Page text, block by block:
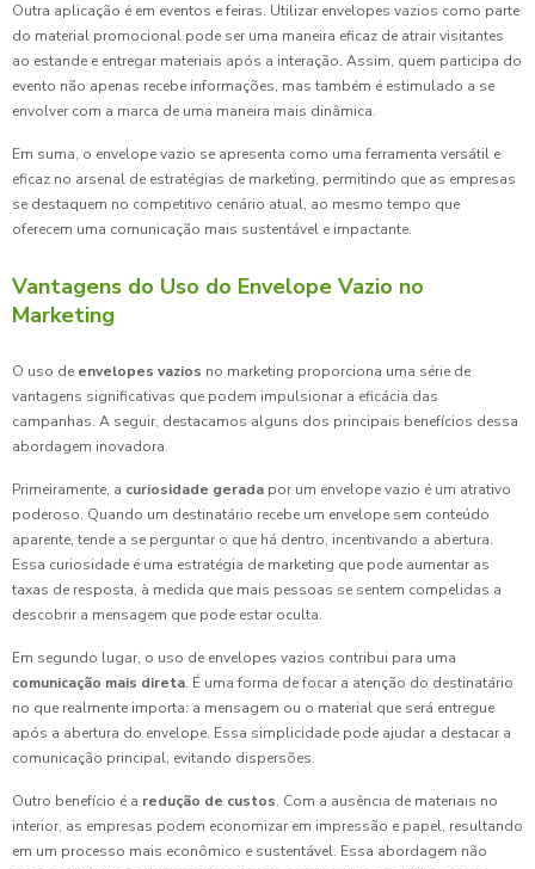
Outra aplicação é em eventos e feiras. Utilizar envelopes vazios como parte
do material promocional pode ser uma maneira eficaz de atrair visitantes
ao estande e entregar materiais após a interação. Assim, quem participa do
evento não apenas recebe informações, mas também é estimulado a se
envolver com a marca de uma maneira mais dinâmica.
Em suma, o envelope vazio se apresenta como uma ferramenta versátil e
eficaz no arsenal de estratégias de marketing, permitindo que as empresas
se destaquem no competitivo cenário atual, ao mesmo tempo que
oferecem uma comunicação mais sustentável e impactante.
Vantagens do Uso do Envelope Vazio no
Marketing
O uso de envelopes vazios no marketing proporciona uma série de
vantagens significativas que podem impulsionar a eficácia das
campanhas. A seguir, destacamos alguns dos principais benefícios dessa
abordagem inovadora.
Primeiramente, a curiosidade gerada por um envelope vazio é um atrativo
poderoso. Quando um destinatário recebe um envelope sem conteúdo
aparente, tende a se perguntar o que há dentro, incentivando a abertura.
Essa curiosidade é uma estratégia de marketing que pode aumentar as
taxas de resposta, à medida que mais pessoas se sentem compelidas a
descobrir a mensagem que pode estar oculta.
Em segundo lugar, o uso de envelopes vazios contribui para uma
comunicação mais direta. É uma forma de focar a atenção do destinatário
no que realmente importa: a mensagem ou o material que será entregue
após a abertura do envelope. Essa simplicidade pode ajudar a destacar a
comunicação principal, evitando dispersões.
Outro benefício é a redução de custos. Com a ausência de materiais no
interior, as empresas podem economizar em impressão e papel, resultando
em um processo mais econômico e sustentável. Essa abordagem não